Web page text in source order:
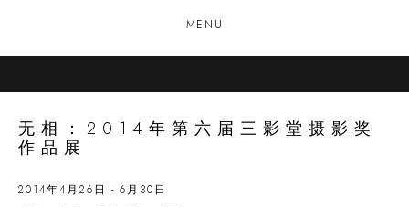
MENU
无相：2014年第六届三影堂摄影奖
作品展
2014年4月26日 - 6月30日